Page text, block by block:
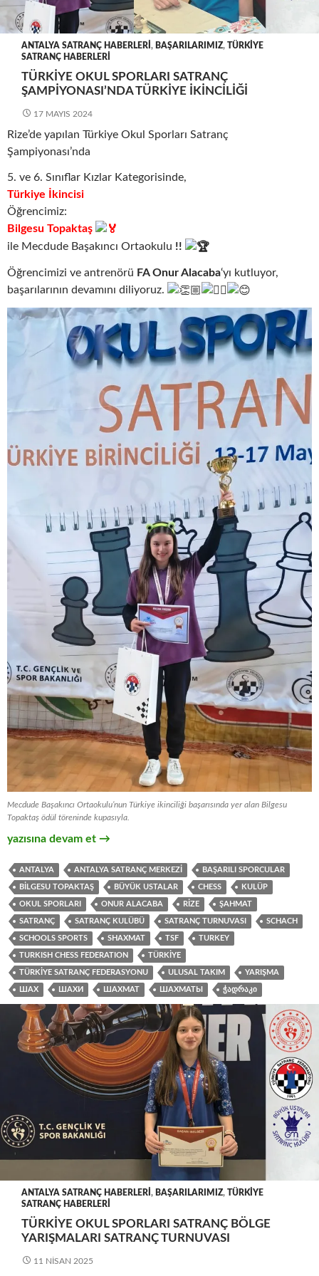
ANTALYA SATRANÇ HABERLERI , BAŞARILARIMIZ, TÜRKIYE
SATRANÇ HABERLERI
TÜRKIYE OKUL SPORLARI SATRANÇ
ŞAMPIYONASI’NDA TÜRKIYE İKINCILIĞI
17 MAYIS 2024
Rize’de yapılan Türkiye Okul Sporları Satranç
Şampiyonası’nda
5. ve 6. Sınıflar Kızlar Kategorisinde,
Türkiye İkincisi
Öğrencimiz:
Bilgesu Topaktaş
ile Mecdude Başakıncı Ortaokulu !!
Öğrencimizi ve antrenörü FA Onur Alacaba‘yı kutluyor,
başarılarının devamını diliyoruz.
Mecdude Başakıncı Ortaokulu’nun Türkiye ikinciliği başarısında yer alan Bilgesu
Topaktaş ödül töreninde kupasıyla.
Türkiye Okul Sporları Satranç Şampiyonası’nda Türkiye
yazısına devam et →
ANTALYA ANTALYA SATRANÇ MERKEZI BAŞARILI SPORCULAR
BILGESU TOPAKTAŞ BÜYÜK USTALAR CHESS KULÜP
OKUL SPORLARI ONUR ALACABA RIZE ŞAHMAT
SATRANÇ SATRANÇ KULÜBÜ SATRANÇ TURNUVASI SCHACH
SCHOOLS SPORTS SHAXMAT TSF TURKEY
TURKISH CHESS FEDERATION TÜRKIYE
TÜRKIYE SATRANÇ FEDERASYONU ULUSAL TAKIM YARIŞMA
ШАХ ШАХИ ШАХМАТ ШАХМАТЫ ᲭᲐᲓᲠᲐᲙᲘ
ANTALYA SATRANÇ HABERLERI , BAŞARILARIMIZ,
TÜRKIYE
SATRANÇ HABERLERI
TÜRKIYE OKUL SPORLARI SATRANÇ BÖLGE
YARIŞMALARI SATRANÇ TURNUVASI
11 NISAN 2025